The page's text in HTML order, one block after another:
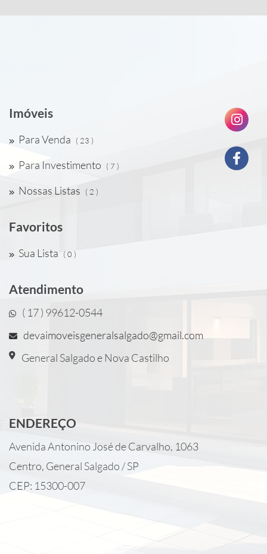
Imóveis
Para Venda ( 23 )
Para Investimento ( 7 )
Nossas Listas ( 2 )
Favoritos
Sua Lista ( 0 )
Atendimento
( 17 ) 99612-0544
devaimoveisgeneralsalgado@gmail.com
General Salgado e Nova Castilho
ENDEREÇO
Avenida Antonino José de Carvalho, 1063
Centro, General Salgado / SP
CEP: 15300-007